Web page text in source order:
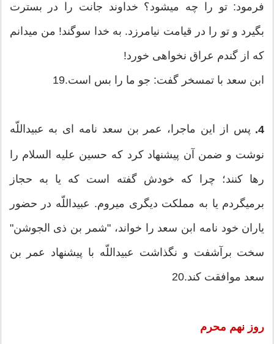
فرمود: تو را چه مي‏شود؟ خداوند جانت را در بسترت
بگیرد و تو را در قیامت نیامرزد. به خدا سوگند! من مي‏دانم
كه از گندم عراق نخواهی خورد!
ابن سعد با تمسخر گفت: جو ما را بس است.19
4. پس از این ماجرا، عمر بن سعد نامه‏ ای به عبیداللّه‏
نوشت و ضمن آن پیشنهاد كرد كه حسین علیه ‏السلام را
رها كنند؛ چرا كه خودش گفته است كه یا به حجاز
برمي‏گردم یا به مملكت دیگری مي‏روم. عبیداللّه‏ در حضور
یاران خود نامه ابن سعد را خواند، "شمر بن ذی الجوشن"
سخت برآشفت و نگذاشت عبیداللّه‏ با پیشنهاد عمر بن
سعد موافقت كند.20
روز نهم محرم